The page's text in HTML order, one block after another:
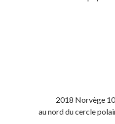
2018 Norvège
au nord du cercle